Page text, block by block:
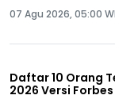
07 Agu 2026, 05:00
Daftar 10 Orang
2026 Versi Forbes